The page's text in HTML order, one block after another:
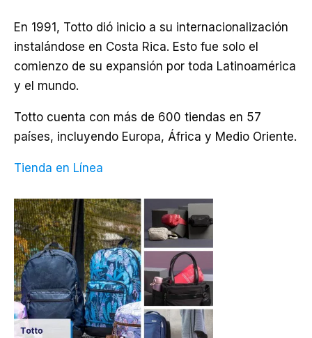
En 1991, Totto dió inicio a su internacionalización
instalándose en Costa Rica. Esto fue solo el
comienzo de su expansión por toda Latinoamérica
y el mundo.
Totto cuenta con más de 600 tiendas en 57
países, incluyendo Europa, África y Medio Oriente.
Tienda en Línea